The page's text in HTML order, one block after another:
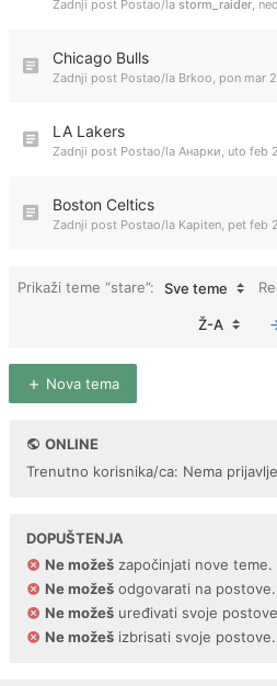
Zadnji post Postao/la storm_raider,
Chicago Bulls
Zadnji post Postao/la Brkoo, pon mar
LA Lakers
Zadnji post Postao/la Анарки, uto feb
Boston Celtics
Zadnji post Postao/la Kapiten, pet feb
Prikaži teme “stare”: Sve teme
Ž-A
Nova tema
ONLINE
Trenutno korisnika/ca: Nema
DOPUŠTENJA
Ne možeš započinjati nove teme.
Ne možeš odgovarati na postove.
Ne možeš uređivati svoje
Ne možeš izbrisati svoje postove.